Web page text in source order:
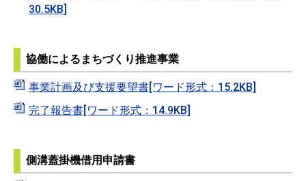
30.5KB]
協働によるまちづくり推進事業
事業計画及び支援要望書[ワード形式：15.2KB]
完了報告書[ワード形式：14.9KB]
側溝蓋掛機借用申請書